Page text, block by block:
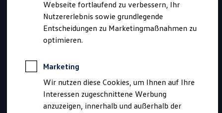
Servicetermin anfragen
Service-Vorteile bei Volkswagen Nutzfahrzeuge
ServicePlus
Economy Service
Räder & Reifen Service
Notdienst und Pannenhilfe
Software, Konnektivität & Apps
California App
VW Connect für Ihren ID. Buzz
VW Connect für Ihren Transporter/Caravelle
VW Connect für Ihren Amarok
Nutzfahrzeuge
Fahrzeugssuche?
Kontaktieren Sie uns
0800 - 86 55 79 24 36 *
Webseite fortlaufend zu verbessern, Ihr
Nutzererlebnis sowie grundlegende
Entscheidungen zu Marketingmaßnahmen zu
optimieren.
Marketing
Wir nutzen diese Cookies, um Ihnen auf Ihre
Interessen zugeschnittene Werbung
anzuzeigen, innerhalb und außerhalb der